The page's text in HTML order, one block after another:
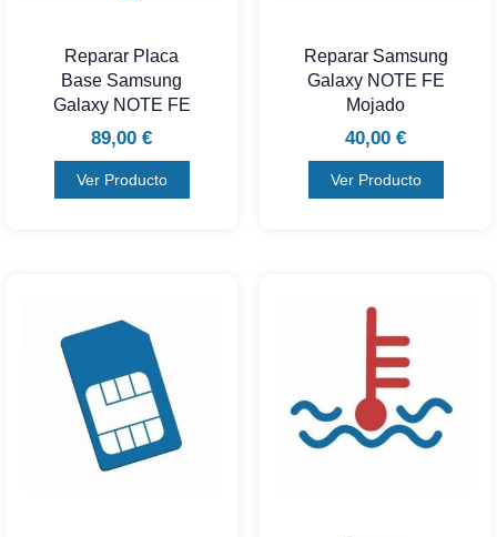
Reparar Placa
Base Samsung
Galaxy NOTE FE
89,00 €
Ver Producto
Reparar Samsung
Galaxy NOTE FE
Mojado
40,00 €
Ver Producto